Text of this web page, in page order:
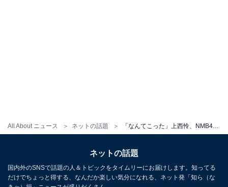
All About ニュース ネットの話題 「なんてこった」上西怜、NMB48メンバーと谷間あらわなビキニ姿披露！ 「チームMはグラビア強力だね」
ネットの話題
国内外のSNSで話題の人＆トピックをタイムリーにお届けします。知ってる
だけでちょっと得する、なんだか楽しい気分になれる、ネット発「知ら（な